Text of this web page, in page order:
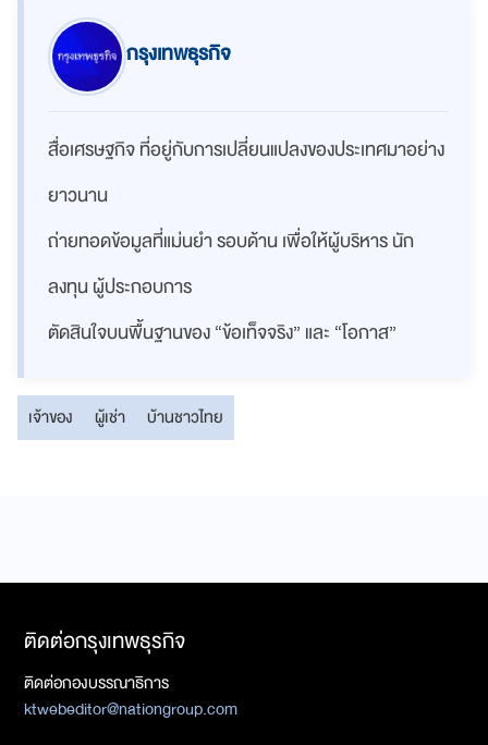
กรุงเทพธุรกิจ
สื่อเศรษฐกิจ ที่อยู่กับการเปลี่ยนแปลงของประเทศมาอย่าง
ยาวนาน
ถ่ายทอดข้อมูลที่แม่นยำ รอบด้าน เพื่อให้ผู้บริหาร นัก
ลงทุน ผู้ประกอบการ
ตัดสินใจบนพื้นฐานของ “ข้อเท็จจริง” และ “โอกาส”
เจ้าของ ผู้เช่า บ้านชาวไทย
ติดต่อกรุงเทพธุรกิจ
ติดต่อกองบรรณาธิการ
ktwebeditor@nationgroup.com